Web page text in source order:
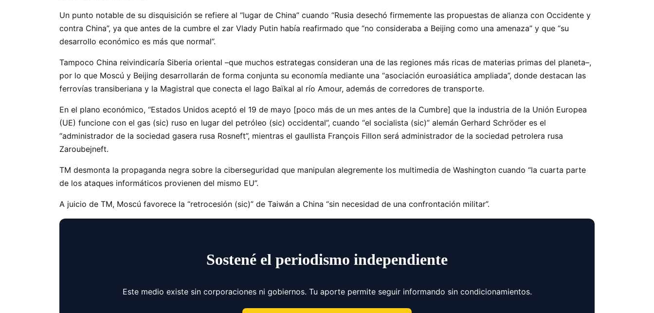
Un punto notable de su disquisición se refiere al “lugar de China” cuando “Rusia desechó firmemente las propuestas de alianza con Occidente y
contra China”, ya que antes de la cumbre el zar Vlady Putin había reafirmado que “no consideraba a Beijing como una amenaza” y que “su
desarrollo económico es más que normal”.
Tampoco China reivindicaría Siberia oriental –que muchos estrategas consideran una de las regiones más ricas de materias primas del planeta–,
por lo que Moscú y Beijing desarrollarán de forma conjunta su economía mediante una “asociación euroasiática ampliada”, donde destacan las
ferrovías transiberiana y la Magistral que conecta el lago Baïkal al río Amour, además de corredores de transporte.
En el plano económico, “Estados Unidos aceptó el 19 de mayo [poco más de un mes antes de la Cumbre] que la industria de la Unión Europea
(UE) funcione con el gas (sic) ruso en lugar del petróleo (sic) occidental”, cuando “el socialista (sic)” alemán Gerhard Schröder es el
“administrador de la sociedad gasera rusa Rosneft”, mientras el gaullista François Fillon será administrador de la sociedad petrolera rusa
Zaroubejneft.
TM desmonta la propaganda negra sobre la ciberseguridad que manipulan alegremente los multimedia de Washington cuando “la cuarta parte
de los ataques informáticos provienen del mismo EU”.
A juicio de TM, Moscú favorece la “retrocesión (sic)” de Taiwán a China “sin necesidad de una confrontación militar”.
Sostené el periodismo independiente
Este medio existe sin corporaciones ni gobiernos. Tu aporte permite seguir informando sin condicionamientos.